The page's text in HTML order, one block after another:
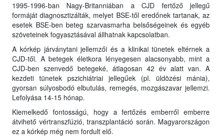
1995-1996-ban Nagy-Britanniában a CJD fertőző jellegű
formáját diagnosztizálták, melyet BSE-től eredőnek tartanak, az
esetek BSE-ben beteg szarvasmarha belsőségeinek és egyéb
szöveteinek fogyasztásával állhatnak kapcsolatban.
A kórkép járványtani jellemzői és a klinikai tünetek eltérnek a
CJD-től. A betegek életkora lényegesen alacsonyabb, mint a
CJD-ben szenvedő betegeké, átlagosan 42 év alatt van. A
kezdeti tünetek pszichiátriai jellegűek (pl. üldözési mánia),
gyorsan súlyosbodó elbutulás, remegés, mozgászavar jellemzi.
Lefolyása 14-15 hónap.
Kiemelkedő fontosságú, hogy a fertőzés emberről emberre
átvihető vértranszfúzió, transzplantáció során. Magyarországon
ez a kórkép még nem fordult elő.